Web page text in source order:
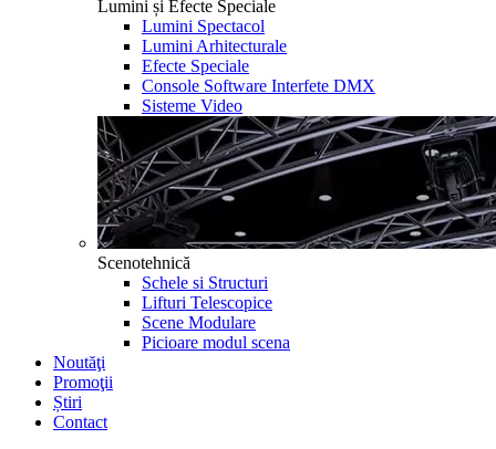
Lumini și Efecte Speciale
Lumini Spectacol
Lumini Arhitecturale
Efecte Speciale
Console Software Interfete DMX
Sisteme Video
Scenotehnică
Schele si Structuri
Lifturi Telescopice
Scene Modulare
Picioare modul scena
Noutăţi
Promoţii
Știri
Contact